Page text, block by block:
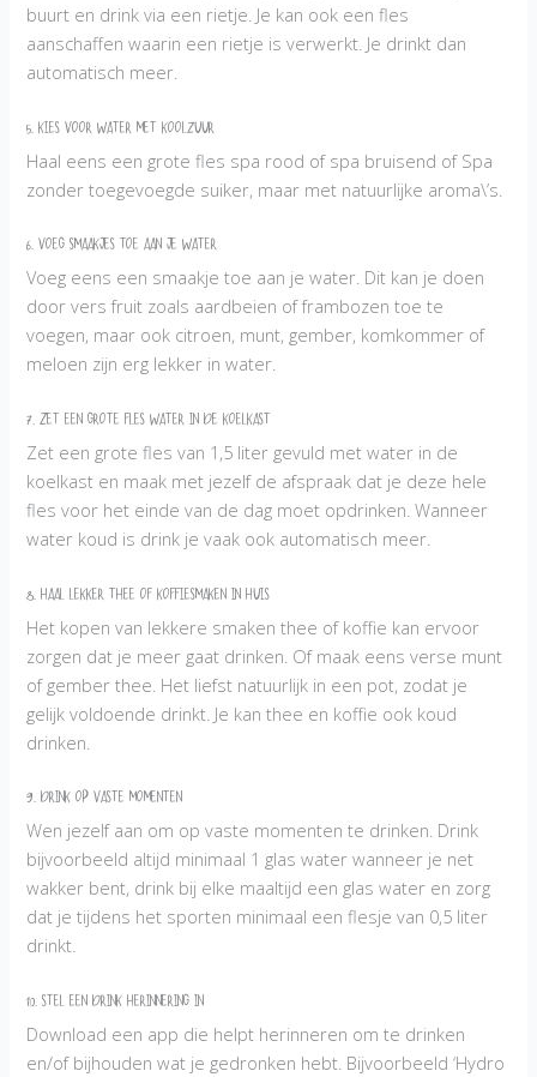
buurt en drink via een rietje. Je kan ook een fles
aanschaffen waarin een rietje is verwerkt. Je drinkt dan
automatisch meer.
5. Kies voor water met koolzuur
Haal eens een grote fles spa rood of spa bruisend of Spa
zonder toegevoegde suiker, maar met natuurlijke aroma\’s.
6. Voeg smaakjes toe aan je water
Voeg eens een smaakje toe aan je water. Dit kan je doen
door vers fruit zoals aardbeien of frambozen toe te
voegen, maar ook citroen, munt, gember, komkommer of
meloen zijn erg lekker in water.
7. Zet een grote fles water in de koelkast
Zet een grote fles van 1,5 liter gevuld met water in de
koelkast en maak met jezelf de afspraak dat je deze hele
fles voor het einde van de dag moet opdrinken. Wanneer
water koud is drink je vaak ook automatisch meer.
8. Haal lekker thee of koffiesmaken in huis
Het kopen van lekkere smaken thee of koffie kan ervoor
zorgen dat je meer gaat drinken. Of maak eens verse munt
of gember thee. Het liefst natuurlijk in een pot, zodat je
gelijk voldoende drinkt. Je kan thee en koffie ook koud
drinken.
9. Drink op vaste momenten
Wen jezelf aan om op vaste momenten te drinken. Drink
bijvoorbeeld altijd minimaal 1 glas water wanneer je net
wakker bent, drink bij elke maaltijd een glas water en zorg
dat je tijdens het sporten minimaal een flesje van 0,5 liter
drinkt.
10. Stel een drink herinnering in
Download een app die helpt herinneren om te drinken
en/of bijhouden wat je gedronken hebt. Bijvoorbeeld ‘Hydro